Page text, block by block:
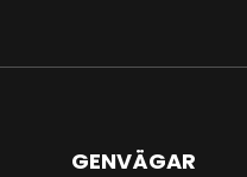
GENVÄGAR